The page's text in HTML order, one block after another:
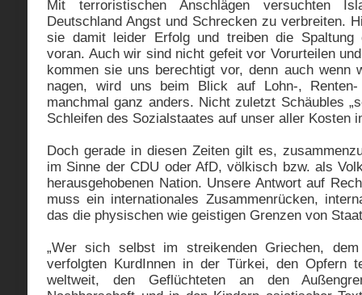
Mit terroristischen Anschlägen versuchten
Deutschland Angst und Schrecken zu verbreiten.
sie damit leider Erfolg und treiben die Spaltung
voran. Auch wir sind nicht gefeit vor Vorurteilen
kommen sie uns berechtigt vor, denn auch wenn
nagen, wird uns beim Blick auf Lohn-, Renten-
manchmal ganz anders. Nicht zuletzt Schäubles
Schleifen des Sozialstaates auf unser aller Kosten
Doch gerade in diesen Zeiten gilt es,
im Sinne der CDU oder AfD, völkisch bzw. als
herausgehobenen Nation. Unsere Antwort auf
muss ein internationales Zusammenrücken,
das die physischen wie geistigen Grenzen von
„Wer sich selbst im streikenden Griechen,
verfolgten KurdInnen in der Türkei, den Opfern
weltweit, den Geflüchteten an den